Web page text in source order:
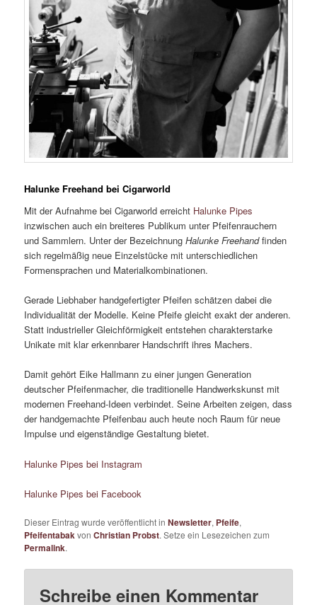
Halunke Freehand bei Cigarworld
Mit der Aufnahme bei Cigarworld erreicht Halunke Pipes
inzwischen auch ein breiteres Publikum unter Pfeifenrauchern
und Sammlern. Unter der BezeichnungHalunke Freehandfinden
sich regelmäßig neue Einzelstücke mit unterschiedlichen
Formensprachen und Materialkombinationen.
Gerade Liebhaber handgefertigter Pfeifen schätzen dabei die
Individualität der Modelle. Keine Pfeife gleicht exakt der anderen.
Statt industrieller Gleichförmigkeit entstehen charakterstarke
Unikate mit klar erkennbarer Handschrift ihres Machers.
Damit gehört Eike Hallmann zu einer jungen Generation
deutscher Pfeifenmacher, die traditionelle Handwerkskunst mit
modernen Freehand-Ideen verbindet. Seine Arbeiten zeigen, dass
der handgemachte Pfeifenbau auch heute noch Raum für neue
Impulse und eigenständige Gestaltung bietet.
Halunke Pipes bei Instagram
Halunke Pipes bei Facebook
Dieser Eintrag wurde veröffentlicht inNewsletter, Pfeife,
PfeifentabakvonChristian Probst. Setze ein Lesezeichen zum
Permalink.
Schreibe einen Kommentar